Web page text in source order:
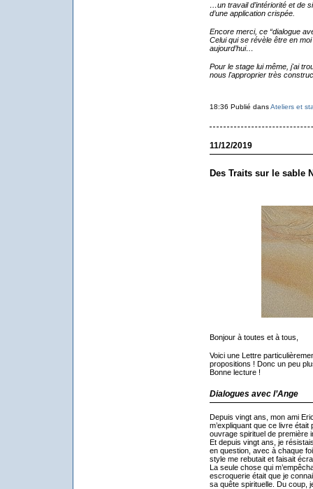
…un travail d’intériorité et de
d’une application crispée.
Encore merci, ce “dialogue
Celui qui se révèle être en
aujourd’hui…
Pour le stage lui même, j'ai
nous l'approprier très
18:36 Publié dansAteliers et
11/12/2019
Des Traits sur le sable
Bonjour à toutes et à tous,
Voici une Lettre
propositions ! Donc un peu
Bonne lecture !
Dialogues avec l’Ange
Depuis vingt ans, mon ami
m’expliquant que ce livre
ouvrage spirituel de première
Et depuis vingt ans, je
en question, avec à chaque
style me rebutait et faisait
La seule chose qui
escroquerie était que je
sa quête spirituelle. Du coup,